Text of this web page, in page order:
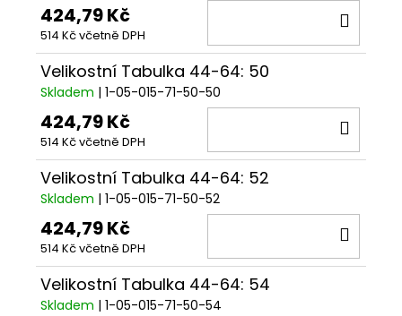
424,79 Kč
514 Kč včetně DPH
Velikostní Tabulka 44-64: 50
Skladem | 1-05-015-71-50-50
424,79 Kč
514 Kč včetně DPH
Velikostní Tabulka 44-64: 52
Skladem | 1-05-015-71-50-52
424,79 Kč
514 Kč včetně DPH
Velikostní Tabulka 44-64: 54
Skladem | 1-05-015-71-50-54